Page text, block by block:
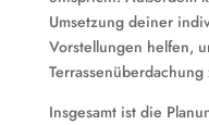
Umsetzung deiner
Vorstellungen helfen,
Insgesamt ist die